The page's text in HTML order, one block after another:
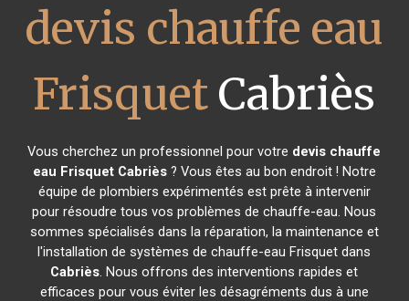
devis chauffe eau
Frisquet Cabriès
Vous cherchez un professionnel pour votre devis chauffe
eau Frisquet Cabriès? Vous êtes au bon endroit ! Notre
équipe de plombiers expérimentés est prête à intervenir
pour résoudre tous vos problèmes de chauffe-eau. Nous
sommes spécialisés dans la réparation, la maintenance et
l'installation de systèmes de chauffe-eau Frisquet dans
Cabriès. Nous offrons des interventions rapides et
efficaces pour vous éviter les désagréments dus à une